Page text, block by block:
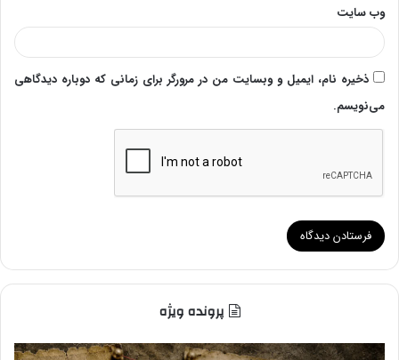
وب‌ سایت
ذخیره نام، ایمیل و وبسایت من در مرورگر برای زمانی که دوباره دیدگاهی
می‌نویسم.
پرونده ویژه